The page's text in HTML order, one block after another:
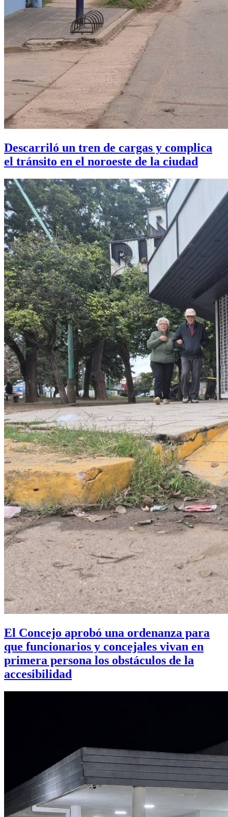
Descarriló un tren de cargas y complica
el tránsito en el noroeste de la ciudad
El Concejo aprobó una ordenanza para
que funcionarios y concejales vivan en
primera persona los obstáculos de la
accesibilidad